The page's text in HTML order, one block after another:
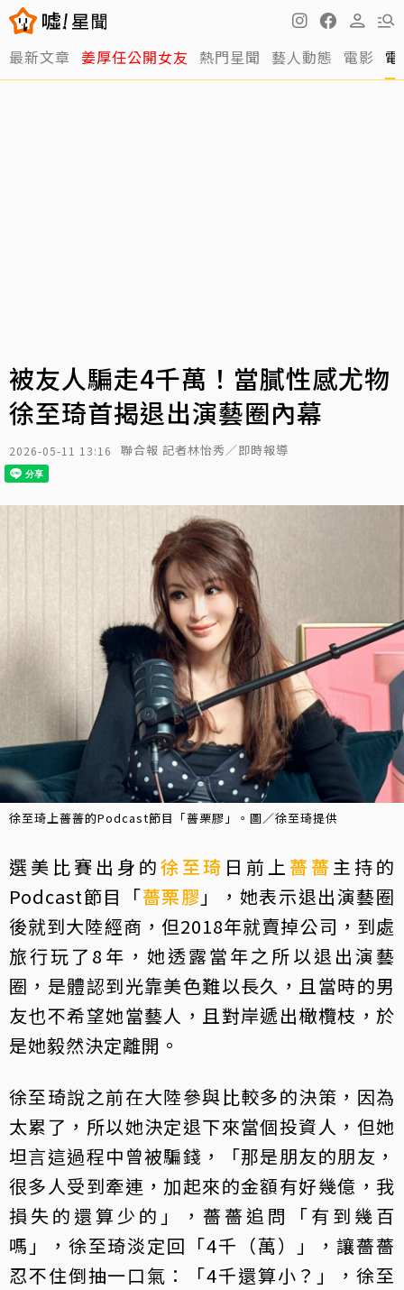
最新文章 姜厚任公開女友 熱門星聞 藝人動態 電影
被友人騙走4千萬！當膩性感尤物
徐至琦首揭退出演藝圈內幕
2026-05-11 13:16 聯合報 記者林怡秀／即時報導
徐至琦上薔薔的Podcast節目「薔栗膠」。圖／徐至琦提供
選美比賽出身的徐至琦 日前上 薔薔 主持的
Podcast節目「薔栗膠 」，她表示退出演藝圈
後就到大陸經商，但2018年就賣掉公司，到處
旅行玩了8年，她透露當年之所以退出演藝
圈，是體認到光靠美色難以長久，且當時的男
友也不希望她當藝人，且對岸遞出橄欖枝，於
是她毅然決定離開。
徐至琦說之前在大陸參與比較多的決策，因為
太累了，所以她決定退下來當個投資人，但她
坦言這過程中曾被騙錢，「那是朋友的朋友，
很多人受到牽連，加起來的金額有好幾億，我
損失的還算少的」，薔薔追問「有到幾百
嗎」，徐至琦淡定回「4千（萬）」，讓薔薔
忍不住倒抽一口氣：「4千還算小？」，徐至